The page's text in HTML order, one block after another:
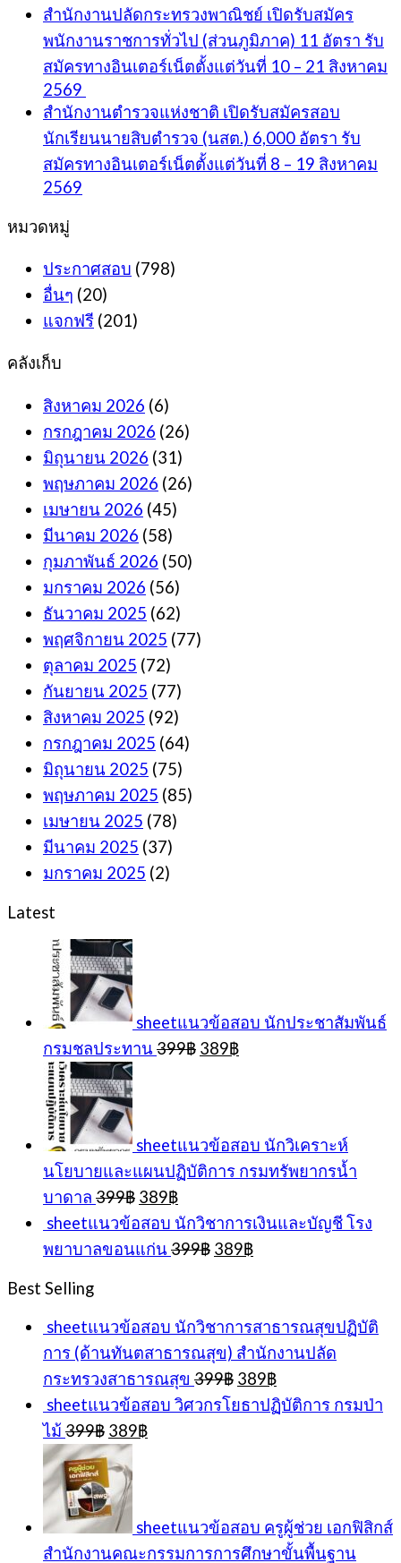
สำนักงานปลัดกระทรวงพาณิชย์ เปิดรับสมัคร
พนักงานราชการทั่วไป (ส่วนภูมิภาค) 11 อัตรา รับ
สมัครทางอินเตอร์เน็ตตั้งแต่วันที่ 10 – 21 สิงหาคม
2569
สำนักงานตำรวจแห่งชาติ เปิดรับสมัครสอบ
นักเรียนนายสิบตำรวจ (นสต.) 6,000 อัตรา รับ
สมัครทางอินเตอร์เน็ตตั้งแต่วันที่ 8 – 19 สิงหาคม
2569
หมวดหมู่
ประกาศสอบ (798)
อื่นๆ (20)
แจกฟรี (201)
คลังเก็บ
สิงหาคม 2026 (6)
กรกฎาคม 2026 (26)
มิถุนายน 2026 (31)
พฤษภาคม 2026 (26)
เมษายน 2026 (45)
มีนาคม 2026 (58)
กุมภาพันธ์ 2026 (50)
มกราคม 2026 (56)
ธันวาคม 2025 (62)
พฤศจิกายน 2025 (77)
ตุลาคม 2025 (72)
กันยายน 2025 (77)
สิงหาคม 2025 (92)
กรกฎาคม 2025 (64)
มิถุนายน 2025 (75)
พฤษภาคม 2025 (85)
เมษายน 2025 (78)
มีนาคม 2025 (37)
มกราคม 2025 (2)
Latest
sheetแนวข้อสอบ นักประชาสัมพันธ์
กรมชลประทาน 399฿ Original
389฿Current
sheetแนวข้อสอบ นักวิเคราะห์
นโยบายและแผนปฏิบัติการ กรมทรัพยากรน้ำ
บาดาล 399฿ Original
was:
399฿.
389฿Current
price
is:
389฿.
sheetแนวข้อสอบ นักวิชาการเงินและบัญชี โรง
พยาบาลขอนแก่น 399฿ Original
389฿Current
Best Selling
sheetแนวข้อสอบ นักวิชาการสาธารณสุขปฏิบัติ
การ (ด้านทันตสาธารณสุข) สำนักงานปลัด
กระทรวงสาธารณสุข 399฿ Original
price
was:
389฿Current
price
is:
sheetแนวข้อสอบ วิศวกรโยธาปฏิบัติการ กรมป่า
ไม้ 399฿ Original
price
was:
399฿.
389฿Current
sheetแนวข้อสอบ ครูผู้ช่วย เอกฟิสิกส์
สำนักงานคณะกรรมการการศึกษาขั้นพื้นฐาน